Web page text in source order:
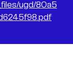
ugd/80a5